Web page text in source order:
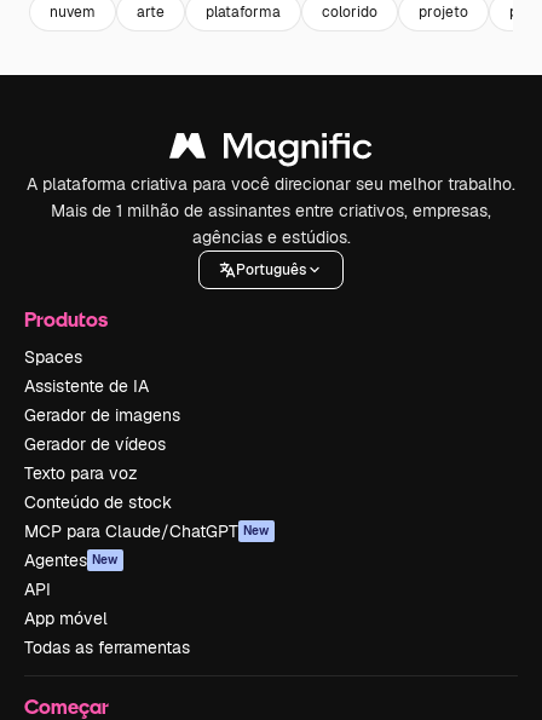
nuvem arte plataforma colorido projeto
A plataforma criativa para você direcionar seu melhor trabalho.
Mais de 1 milhão de assinantes entre criativos, empresas,
agências e estúdios.
Português
Produtos
Spaces
Assistente de IA
Gerador de imagens
Gerador de vídeos
Texto para voz
Conteúdo de stock
MCP para Claude/ChatGPT New
Agentes New
API
App móvel
Todas as ferramentas
Começar